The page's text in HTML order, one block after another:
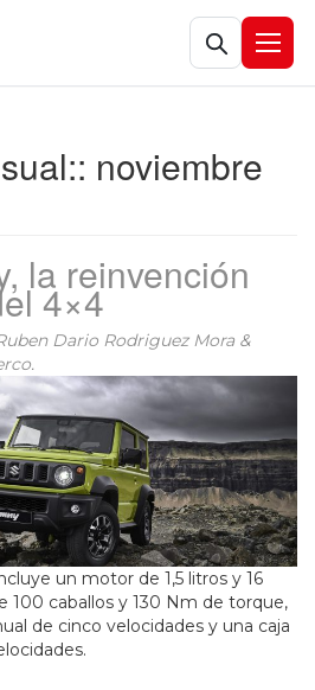
Abrir búsqueda
Abrir
noviembre
la reinvención
4×4
Dario Rodriguez Mora &
.
un motor de 1,5 litros y 16
100 caballos y 130 Nm de torque,
de cinco velocidades y una caja